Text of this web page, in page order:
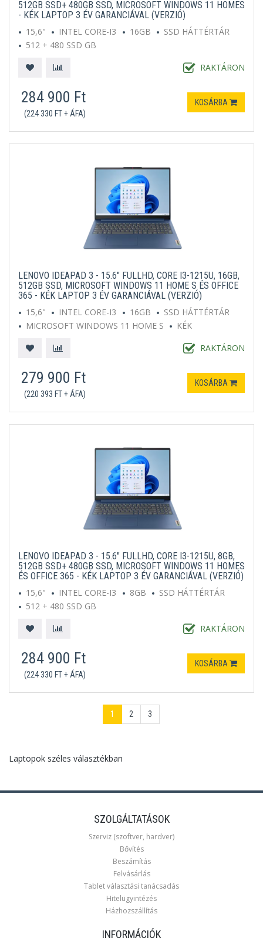
512GB SSD+ 480GB SSD, MICROSOFT WINDOWS 11 HOMES
- KÉK LAPTOP 3 ÉV GARANCIÁVAL (VERZIÓ)
15,6"
INTEL CORE-I3 16GB
SSD HÁTTÉRTÁR
512 + 480 SSD GB
RAKTÁRON
284 900 Ft
(224 330 FT + ÁFA)
KOSÁRBA
LENOVO IDEAPAD 3 - 15.6" FULLHD, CORE I3-1215U, 16GB,
512GB SSD, MICROSOFT WINDOWS 11 HOME S ÉS OFFICE
365 - KÉK LAPTOP 3 ÉV GARANCIÁVAL (VERZIÓ)
15,6"
INTEL CORE-I3 16GB
SSD HÁTTÉRTÁR
MICROSOFT WINDOWS 11 HOME S
KÉK
RAKTÁRON
279 900 Ft
(220 393 FT + ÁFA)
KOSÁRBA
LENOVO IDEAPAD 3 - 15.6" FULLHD, CORE I3-1215U, 8GB,
512GB SSD+ 480GB SSD, MICROSOFT WINDOWS 11 HOMES
ÉS OFFICE 365 - KÉK LAPTOP 3 ÉV GARANCIÁVAL (VERZIÓ)
15,6"
INTEL CORE-I3 8GB
SSD HÁTTÉRTÁR
512 + 480 SSD GB
RAKTÁRON
284 900 Ft
(224 330 FT + ÁFA)
KOSÁRBA
1 2 3
Laptopok széles választékban
SZOLGÁLTATÁSOK
Szerviz (szoftver, hardver)
Bővítés
Beszámítás
Felvásárlás
Tablet választási tanácsadás
Hitelügyintézés
Házhozszállítás
INFORMÁCIÓK